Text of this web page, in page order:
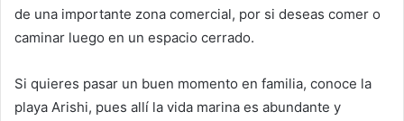
de una importante zona comercial, por si deseas comer o
caminar luego en un espacio cerrado.
Si quieres pasar un buen momento en familia, conoce la
playa Arishi, pues allí la vida marina es abundante y